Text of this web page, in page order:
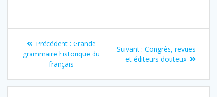
Navigation
de
l’article
Précédent : Article
précédent
:
Grande
grammaire historique du
français
Suivant : Article
suivant
Congrès, revues
et éditeurs douteux